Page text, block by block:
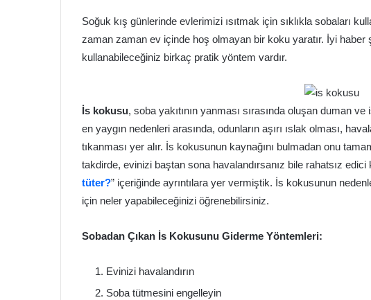
Soğuk kış günlerinde evlerimizi ısıtmak için sıklıkla sobaları
zaman zaman ev içinde hoş olmayan bir koku yaratır. İyi
kullanabileceğiniz birkaç pratik yöntem vardır.
İs kokusu, soba yakıtının yanması sırasında oluşan duman
en yaygın nedenleri arasında, odunların aşırı ıslak olması,
tıkanması yer alır. İs kokusunun kaynağını bulmadan onu
takdirde, evinizi baştan sona havalandırsanız bile rahatsız
tüter?” içeriğinde ayrıntılara yer vermiştik. İs kokusunun
için neler yapabileceğinizi öğrenebilirsiniz.
Sobadan Çıkan İs Kokusunu Giderme Yöntemleri:
Evinizi havalandırın
Soba tütmesini engelleyin